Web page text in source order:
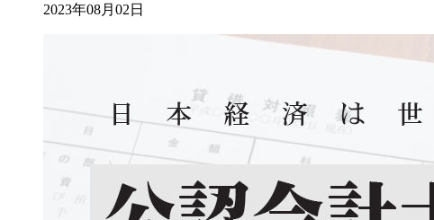
2023年08月02日